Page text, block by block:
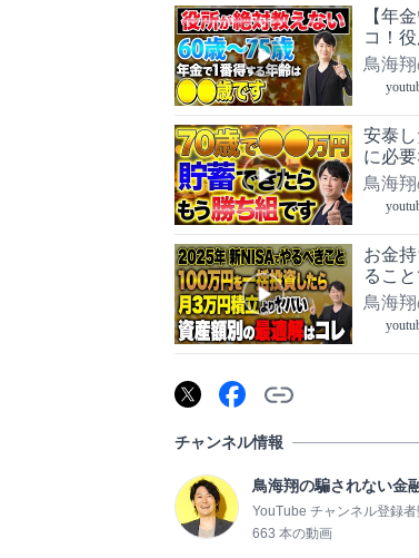
【年
コ！
鳥海
安泰
に必
鳥海
お金
るこ
え方
鳥海
チャンネル情報
鳥海翔の騙されない金
YouTube チャンネル登録者
663 本の動画